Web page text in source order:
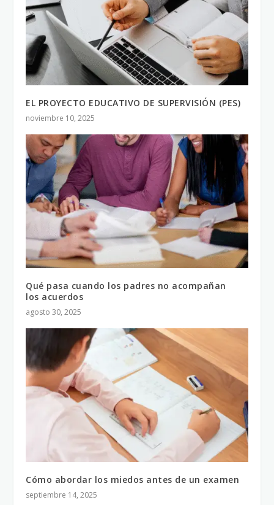
EL PROYECTO EDUCATIVO DE SUPERVISIÓN (PES)
noviembre 10, 2025
Qué pasa cuando los padres no acompañan
los acuerdos
agosto 30, 2025
Cómo abordar los miedos antes de un examen
septiembre 14, 2025